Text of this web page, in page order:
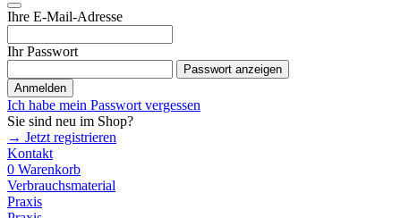
Ihre E-Mail-Adresse
Ihr Passwort
Passwort anzeigen
Anmelden
Ich habe mein Passwort vergessen
Sie sind neu im Shop?
→ Jetzt registrieren
Kontakt
0 Warenkorb
Verbrauchsmaterial
Praxis